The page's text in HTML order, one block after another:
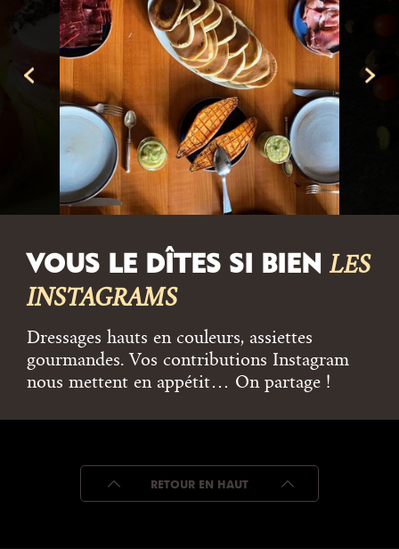
VOUS LE DÎTES SI BIEN LES
INSTAGRAMS
Dressages hauts en couleurs, assiettes
gourmandes. Vos contributions Instagram
nous mettent en appétit… On partage !
RETOUR EN HAUT